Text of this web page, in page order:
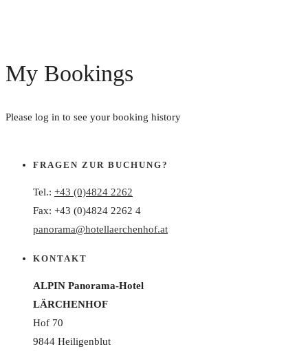
My Bookings
Please log in to see your booking history
FRAGEN ZUR BUCHUNG?
Tel.: +43 (0)4824 2262
Fax: +43 (0)4824 2262 4
panorama@hotellaerchenhof.at
KONTAKT
ALPIN Panorama-Hotel
LÄRCHENHOF
Hof 70
9844 Heiligenblut